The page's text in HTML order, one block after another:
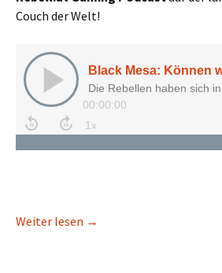
Couch der Welt!
Weiter lesen Black Mesa: Können wir
→